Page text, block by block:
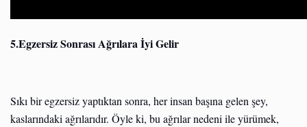
5.Egzersiz Sonrası Ağrılara İyi Gelir
Sıkı bir egzersiz yaptıktan sonra, her insan başına gelen şey,
kaslarındaki ağrılarıdır. Öyle ki, bu ağrılar nedeni ile yürümek,